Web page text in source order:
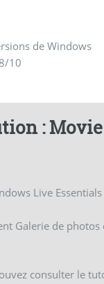
de Windows
10
:
Live
Galerie de
consulter le